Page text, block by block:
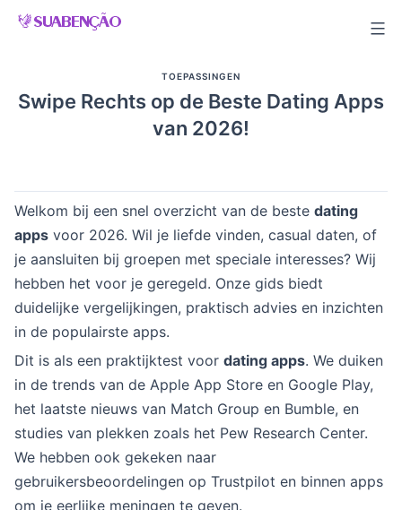
Skip
TOEPASSINGEN
Swipe Rechts op de Beste Dating Apps
van 2026!
Welkom bij een snel overzicht van de beste dating
apps voor 2026. Wil je liefde vinden, casual daten, of
je aansluiten bij groepen met speciale interesses? Wij
hebben het voor je geregeld. Onze gids biedt
duidelijke vergelijkingen, praktisch advies en inzichten
in de populairste apps.
Dit is als een praktijktest voor dating apps. We duiken
in de trends van de Apple App Store en Google Play,
het laatste nieuws van Match Group en Bumble, en
studies van plekken zoals het Pew Research Center.
We hebben ook gekeken naar
gebruikersbeoordelingen op Trustpilot en binnen apps
om je eerlijke meningen te geven.